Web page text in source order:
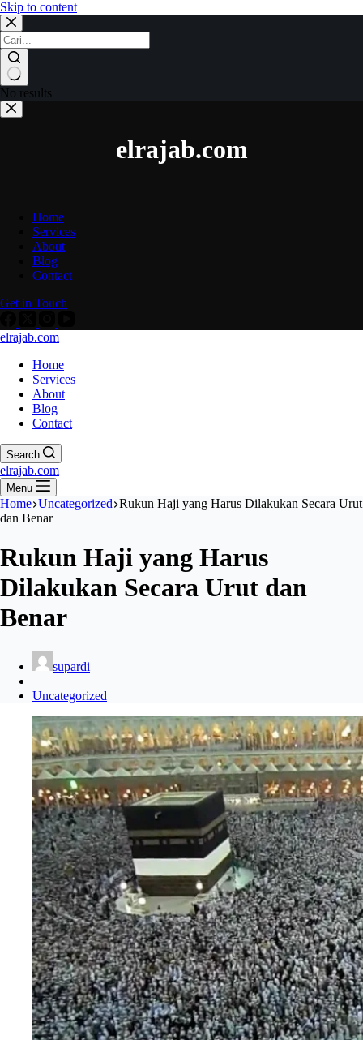
Skip to content
No results
elrajab.com
Home
Services
About
Blog
Contact
Get in Touch
elrajab.com
Home
Services
About
Blog
Contact
Search
elrajab.com
Menu
Home Uncategorized Rukun Haji yang Harus Dilakukan Secara Urut
dan Benar
Rukun Haji yang Harus
Dilakukan Secara Urut dan
Benar
supardi
Uncategorized